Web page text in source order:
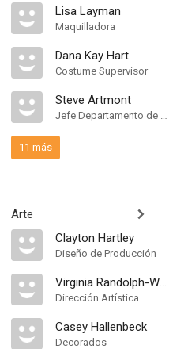
Lisa Layman
Maquilladora
Dana Kay Hart
Costume Supervisor
Steve Artmont
Jefe Departamento de Maquillaje
11 más
Arte
Clayton Hartley
Diseño de Producción
Virginia Randolph-Weaver
Dirección Artística
Casey Hallenbeck
Decorados